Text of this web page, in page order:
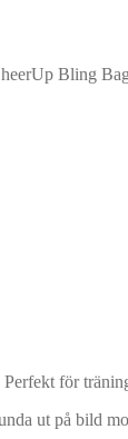
Bling Bag
för
ut på bild